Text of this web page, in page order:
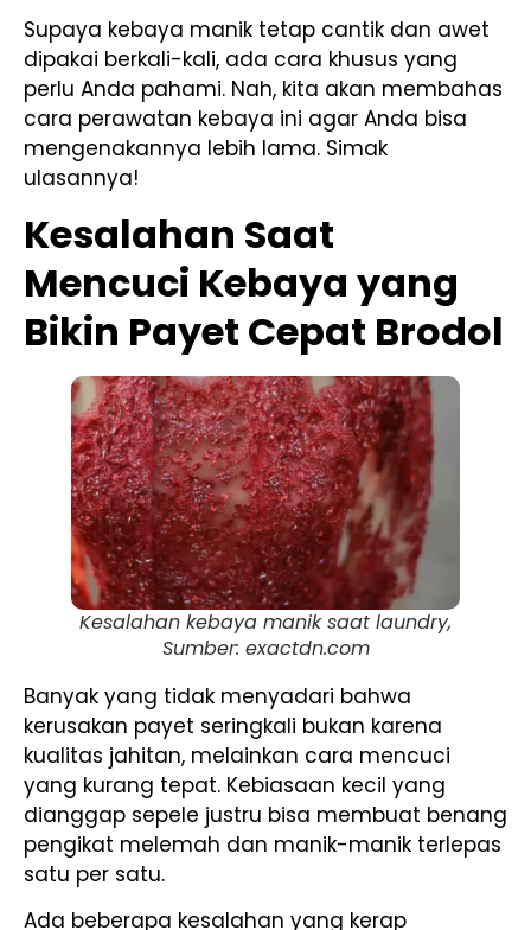
Supaya kebaya manik tetap cantik dan awet
dipakai berkali-kali, ada cara khusus yang
perlu Anda pahami. Nah, kita akan membahas
cara perawatan kebaya ini agar Anda bisa
mengenakannya lebih lama. Simak
ulasannya!
Kesalahan Saat
Mencuci Kebaya yang
Bikin Payet Cepat Brodol
Kesalahan kebaya manik saat laundry,
Sumber: exactdn.com
Banyak yang tidak menyadari bahwa
kerusakan payet seringkali bukan karena
kualitas jahitan, melainkan cara mencuci
yang kurang tepat. Kebiasaan kecil yang
dianggap sepele justru bisa membuat benang
pengikat melemah dan manik-manik terlepas
satu per satu.
Ada beberapa kesalahan yang kerap